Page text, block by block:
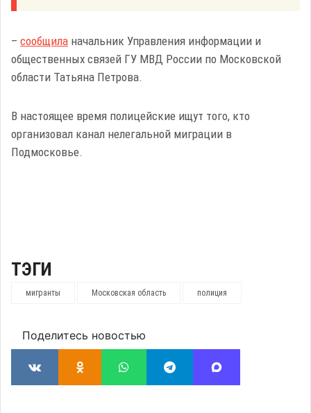
– сообщила начальник Управления информации и
общественных связей ГУ МВД России по Московской
области Татьяна Петрова.
В настоящее время полицейские ищут того, кто
организовал канал нелегальной миграции в
Подмосковье.
ТЭГИ
мигранты Московская область полиция
Поделитесь новостью